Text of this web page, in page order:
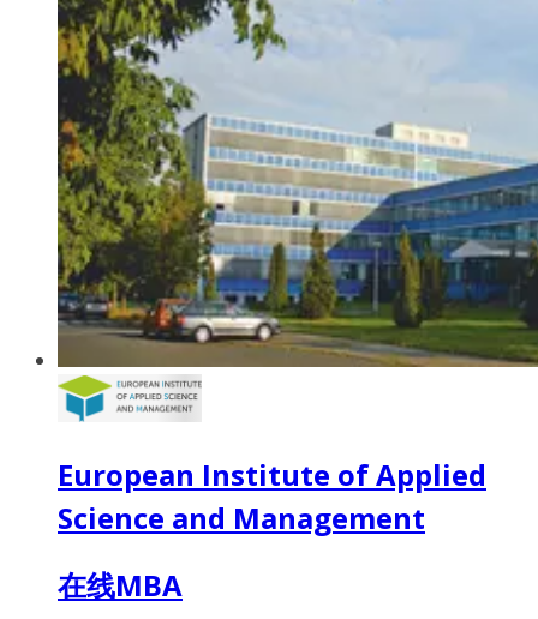
European Institute of Applied
Science and Management
在线MBA